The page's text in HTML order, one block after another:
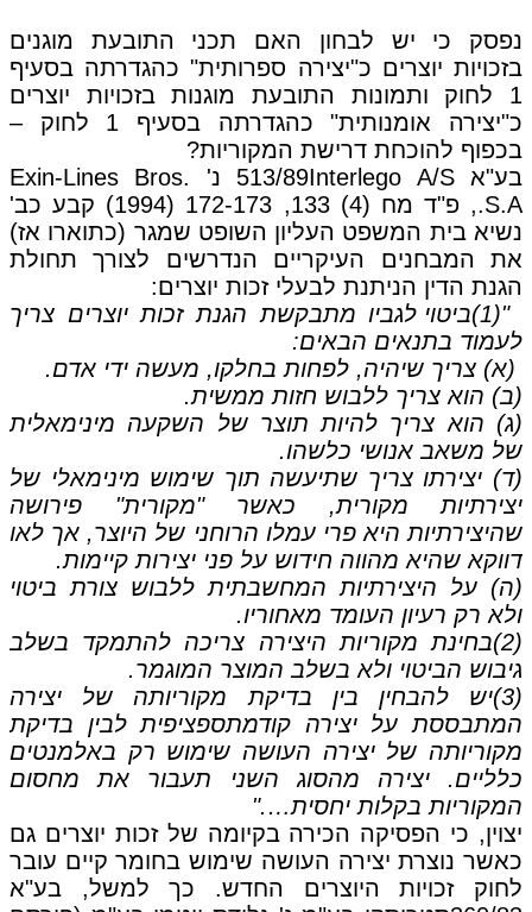
נפסק כי יש לבחון האם תכני התובעת מוגנים
בזכויות יוצרים כ"יצירה ספרותית" כהגדרתה בסעיף
1 לחוק ותמונות התובעת מוגנות בזכויות יוצרים
כ"יצירה אומנותית" כהגדרתה בסעיף 1 לחוק –
בכפוף להוכחת דרישת המקוריות?
בע"א 513/89Interlego A/S נ' Exin-Lines Bros.
S.A., פ"ד מח (4) 133, 172-173 (1994) קבע כב'
נשיא בית המשפט העליון השופט שמגר (כתוארו אז)
את המבחנים העיקריים הנדרשים לצורך תחולת
הגנת הדין הניתנת לבעלי זכות יוצרים:
"(1)ביטוי לגביו מתבקשת הגנת זכות יוצרים צריך
לעמוד בתנאים הבאים:
(א) צריך שיהיה, לפחות בחלקו, מעשה ידי אדם.
(ב) הוא צריך ללבוש חזות ממשית.
(ג) הוא צריך להיות תוצר של השקעה מינימאלית
של משאב אנושי כלשהו.
(ד) יצירתו צריך שתיעשה תוך שימוש מינימאלי של
יצירתיות מקורית, כאשר "מקורית" פירושה
שהיצירתיות היא פרי עמלו הרוחני של היוצר, אך לאו
דווקא שהיא מהווה חידוש על פני יצירות קיימות.
(ה) על היצירתיות המחשבתית ללבוש צורת ביטוי
ולא רק רעיון העומד מאחוריו.
(2)בחינת מקוריות היצירה צריכה להתמקד בשלב
גיבוש הביטוי ולא בשלב המוצר המוגמר.
(3)יש להבחין בין בדיקת מקוריותה של יצירה
המתבססת על יצירה קודמתספציפית לבין בדיקת
מקוריותה של יצירה העושה שימוש רק באלמנטים
כלליים. יצירה מהסוג השני תעבור את מחסום
המקוריות בקלות יחסית…."
יצוין, כי הפסיקה הכירה בקיומה של זכות יוצרים גם
כאשר נוצרת יצירה העושה שימוש בחומר קיים עובר
לחוק זכויות היוצרים החדש. כך למשל, בע"א